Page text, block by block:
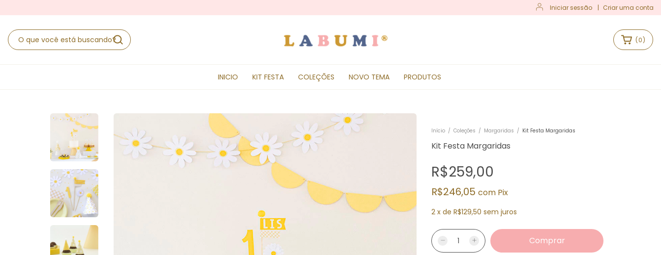
Iniciar sessão | Criar uma conta
(0)
INICIO KIT FESTA COLEÇÕES NOVO TEMA PRODUTOS
Início / Coleções / Margaridas / Kit Festa Margaridas
Kit Festa Margaridas
R$259,00
R$246,05 com Pix
2 x de R$129,50 sem juros